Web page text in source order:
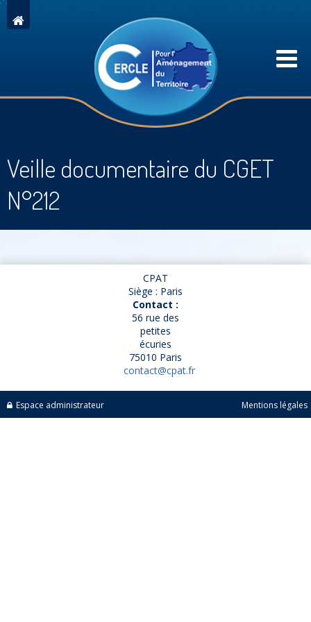
Veille documentaire du CGET
N°212
CPAT
Siège : Paris
Contact :
56 rue des
petites
écuries
75010 Paris
contact@cpat.fr
Espace administrateur Mentions légales